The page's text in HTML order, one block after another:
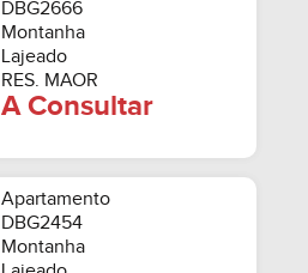
DBG2666
Montanha
Lajeado
RES. MAOR
A Consultar
Apartamento
DBG2454
Montanha